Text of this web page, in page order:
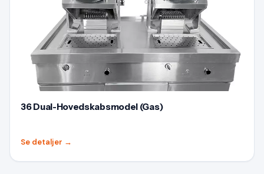
36 Dual-Hovedskabsmodel (Gas)
Se detaljer →